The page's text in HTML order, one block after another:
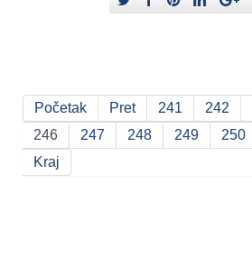
Početak Pret 241 242
246
247 248 249 250
Kraj